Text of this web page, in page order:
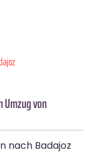
von
nach Badajoz